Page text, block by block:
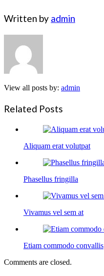
Written by admin
View all posts by: admin
Related Posts
Aliquam erat volutpat
Phasellus fringilla
Vivamus vel sem at
Etiam commodo convallis
Comments are closed.